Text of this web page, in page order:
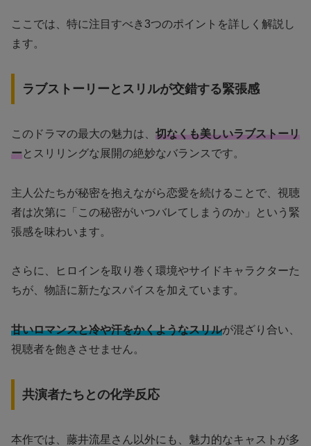
ここでは、特に注目すべき3つのポイントを詳しく解説し
ます。
ラブストーリーとスリルが交錯する緊張感
このドラマの最大の魅力は、 切なくも美しいラブストーリ
ーとスリリングな展開の絶妙なバランスです。
主人公たちが秘密を抱えながら恋愛を続けることで、視聴
者は次第に「この秘密がいつバレてしまうのか」という緊
張感を味わいます。
さらに、ヒロインを取り巻く環境やサイドキャラクターた
ちが、物語に新たなスパイスを加えています。
甘いロマンスと冷や汗をかくようなスリルが混ざり合い、
視聴者を飽きさせません。
共演者たちとの化学反応
本作では、藤井流星さん以外にも、魅力的なキャストが多